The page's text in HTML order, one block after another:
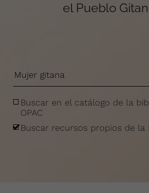
el Pueblo
Buscar en el catálogo de la
OPAC
Buscar recursos propios de la